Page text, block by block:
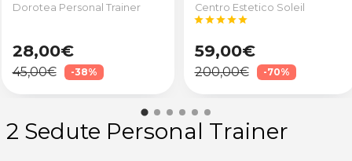
Dorotea Personal Trainer
28,00€
45,00€ -38%
Centro Estetico Soleil
starstarstarstarstar
59,00€
200,00€ -70%
2 Sedute Personal Trainer